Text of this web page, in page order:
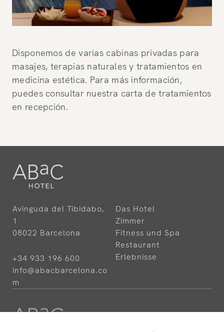
Disponemos de varias cabinas privadas para
masajes, terapias naturales y tratamientos en
medicina estética. Para más información,
puedes consultar nuestra carta de tratamientos
en recepción.
Avinguda del Tibidabo,
1
08022 Barcelona
+34 933 196 600
info@abacbarcelona.co
m
Das Hotel
Zimmer
Fitness und Spa
Restaurant
Erlebnisse